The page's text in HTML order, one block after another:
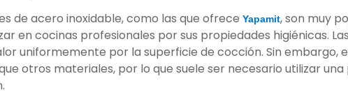
de acero inoxidable, como las que ofrece Yapamit, son muy
en cocinas profesionales por sus propiedades higiénicas.
uniformemente por la superficie de cocción. Sin embargo,
otros materiales, por lo que suele ser necesario utilizar